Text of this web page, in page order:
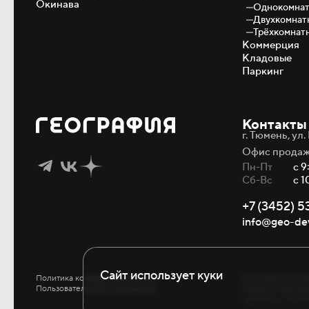
Окинава
Коммерция
Кладовые
Паркинг
Контакты
г. Тюмень,
Офис
Пн-Пт
с
Сб-Вс
с
+7 (3452)
info@geo-
Политика конфиденциальности
Пользовательское соглашение
Все права на
Любая
Сайт использует куки